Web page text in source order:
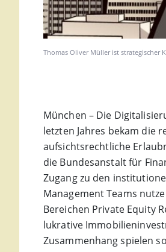
Thomas Oliver Müller ist strategischer
München – Die
letzten Jahres bekam die
aufsichtsrechtliche
die Bundesanstalt für
Zugang zu den
Management Teams
Bereichen Private Equity
lukrative
Zusammenhang spielen